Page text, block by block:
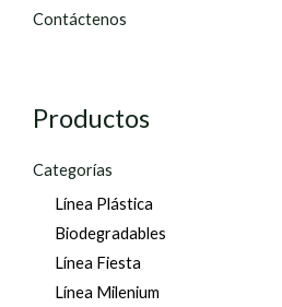
Contáctenos
Productos
Categorías
Línea Plástica
Biodegradables
Línea Fiesta
Línea Milenium